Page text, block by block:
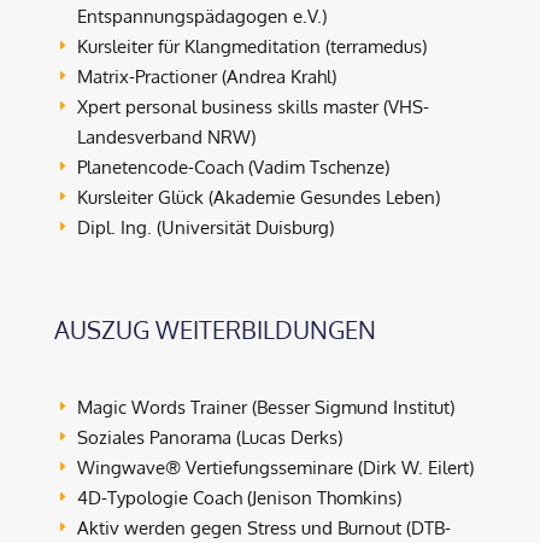
Entspannungspädagogen e.V.)
E Kursleiter für Klangmeditation (terramedus)
E Matrix-Practioner (Andrea Krahl)
E
Xpert personal business skills master (VHS-
Landesverband NRW)
E Planetencode-Coach (Vadim Tschenze)
E Kursleiter Glück (Akademie Gesundes Leben)
E Dipl. Ing. (Universität Duisburg)
AUSZUG WEITERBILDUNGEN
E Magic Words Trainer (Besser Sigmund Institut)
E Soziales Panorama (Lucas Derks)
E Wingwave® Vertiefungsseminare (Dirk W. Eilert)
E 4D-Typologie Coach (Jenison Thomkins)
E Aktiv werden gegen Stress und Burnout (DTB-